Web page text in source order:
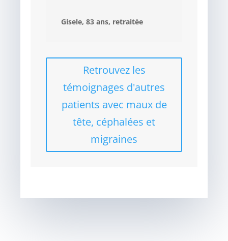
Gisele, 83 ans, retraitée
Retrouvez les
témoignages d'autres
patients avec maux de
tête, céphalées et
migraines